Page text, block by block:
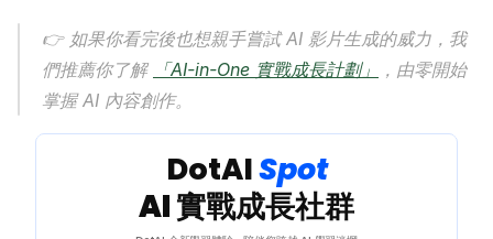
👉 如果你看完後也想親手嘗試 AI 影片生成的威力，我
們推薦你了解
「AI-in-One 實戰成長計劃」
，由零開始
掌握 AI 內容創作。
DotAI Spot
AI 實戰成長社群